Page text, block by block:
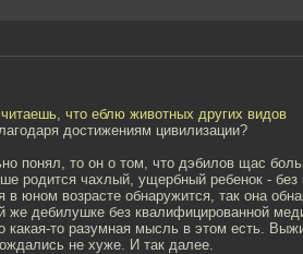
что еблю животных других видов
достижениям цивилизации?
понял, то он о том, что дэбилов щас
родится чахлый, ущербный ребенок - без
в юном возрасте обнаружится, так она
же дебилушке без квалифицированной
какая-то разумная мысль в этом есть.
не хуже. И так далее.